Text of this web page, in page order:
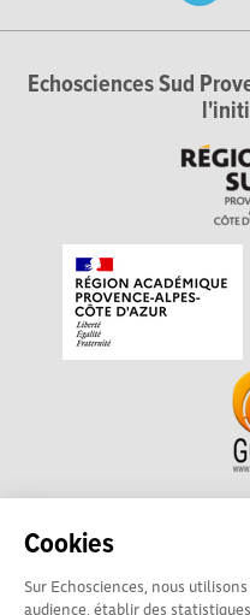
Cookies
Sur Echosciences, nous
audience, établir des
Echosciences Sud
Echosciences Sud
académique pour la